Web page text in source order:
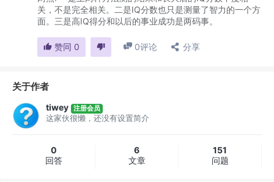
关，不是完全相关。二是IQ分数也只是测量了智力的一个方
面。三是高IQ得分和以后的事业成功是两码事。
赞同 0 0评论 分享
关于作者
tiwey 注册会员
这家伙很懒，还没有设置简介
0
回答
6
文章
151
问题